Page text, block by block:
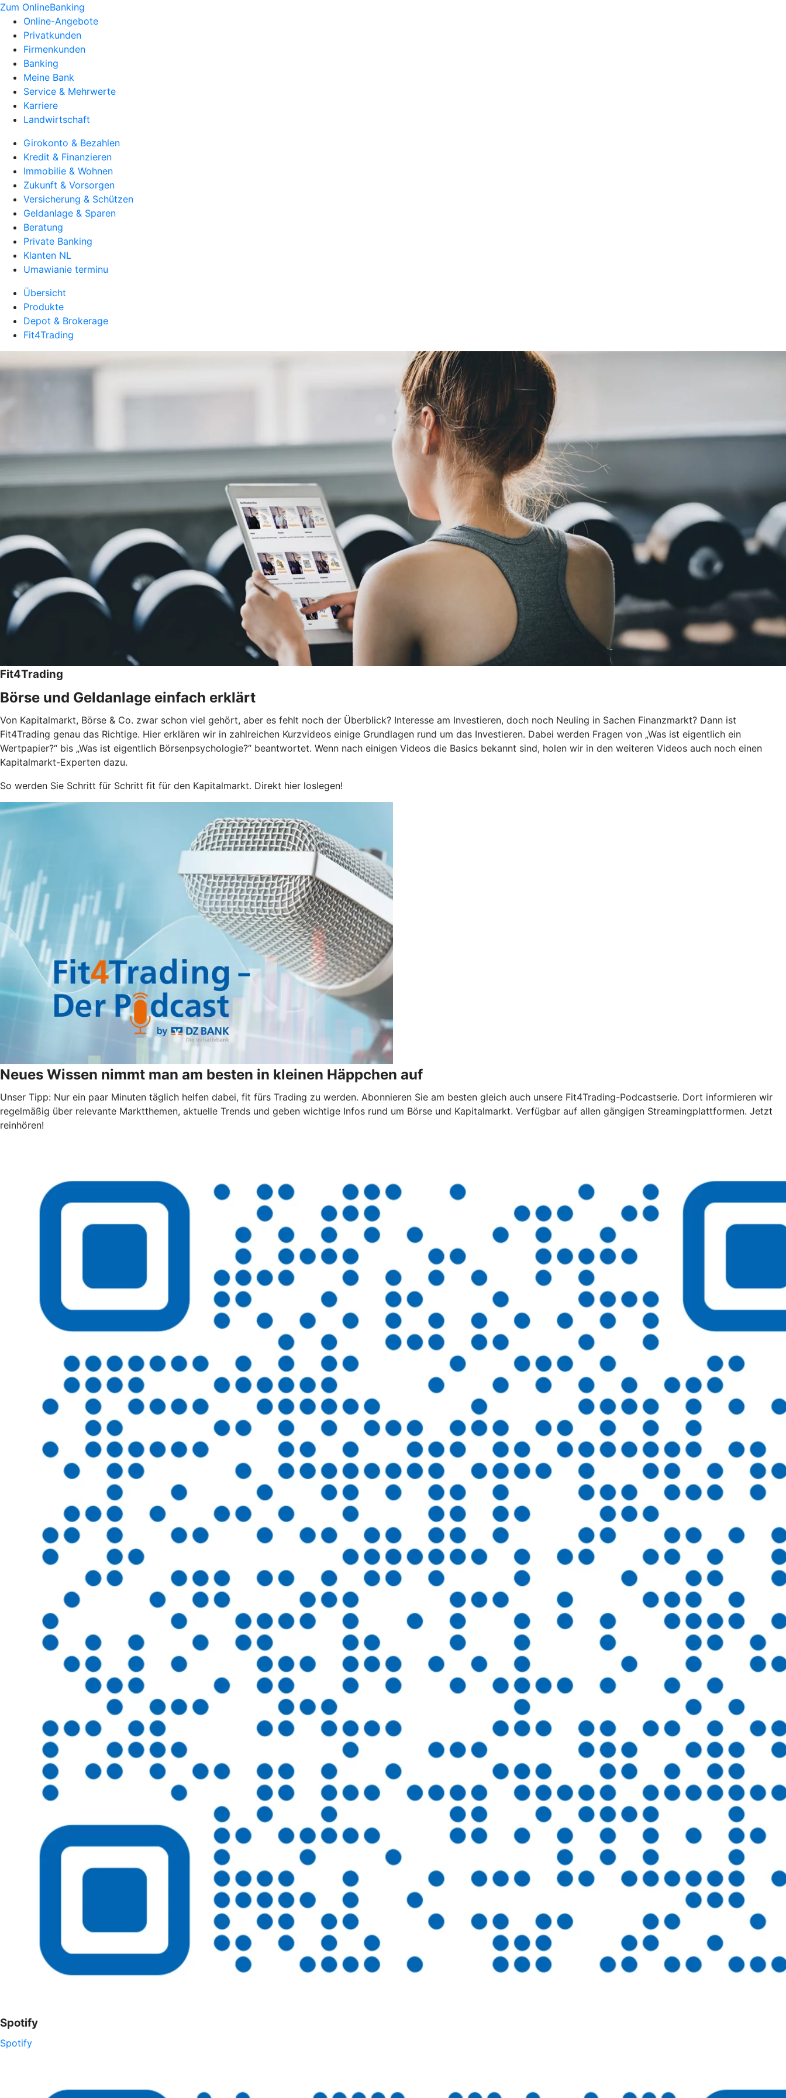
Zum OnlineBanking
Online-Angebote
Privatkunden
Firmenkunden
Banking
Meine Bank
Service & Mehrwerte
Karriere
Landwirtschaft
Girokonto & Bezahlen
Kredit & Finanzieren
Immobilie & Wohnen
Zukunft & Vorsorgen
Versicherung & Schützen
Geldanlage & Sparen
Beratung
Private Banking
Klanten NL
Umawianie terminu
Übersicht
Produkte
Depot & Brokerage
Fit4Trading
Fit4Trading
Börse und Geldanlage einfach erklärt
Von Kapitalmarkt, Börse & Co. zwar schon viel gehört, aber es fehlt noch der Überblick? Interesse am Investieren, doch noch Neuling in Sachen Finanzmarkt? Dann ist
Fit4Trading genau das Richtige. Hier erklären wir in zahlreichen Kurzvideos einige Grundlagen rund um das Investieren. Dabei werden Fragen von „Was ist eigentlich ein
Wertpapier?“ bis „Was ist eigentlich Börsenpsychologie?“ beantwortet. Wenn nach einigen Videos die Basics bekannt sind, holen wir in den weiteren Videos auch noch einen
Kapitalmarkt-Experten dazu.
So werden Sie Schritt für Schritt fit für den Kapitalmarkt. Direkt hier loslegen!
Neues Wissen nimmt man am besten in kleinen Häppchen auf
Unser Tipp: Nur ein paar Minuten täglich helfen dabei, fit fürs Trading zu werden. Abonnieren Sie am besten gleich auch unsere Fit4Trading-Podcastserie. Dort informieren wir
regelmäßig über relevante Marktthemen, aktuelle Trends und geben wichtige Infos rund um Börse und Kapitalmarkt. Verfügbar auf allen gängigen Streamingplattformen. Jetzt
reinhören!
Spotify
Spotify